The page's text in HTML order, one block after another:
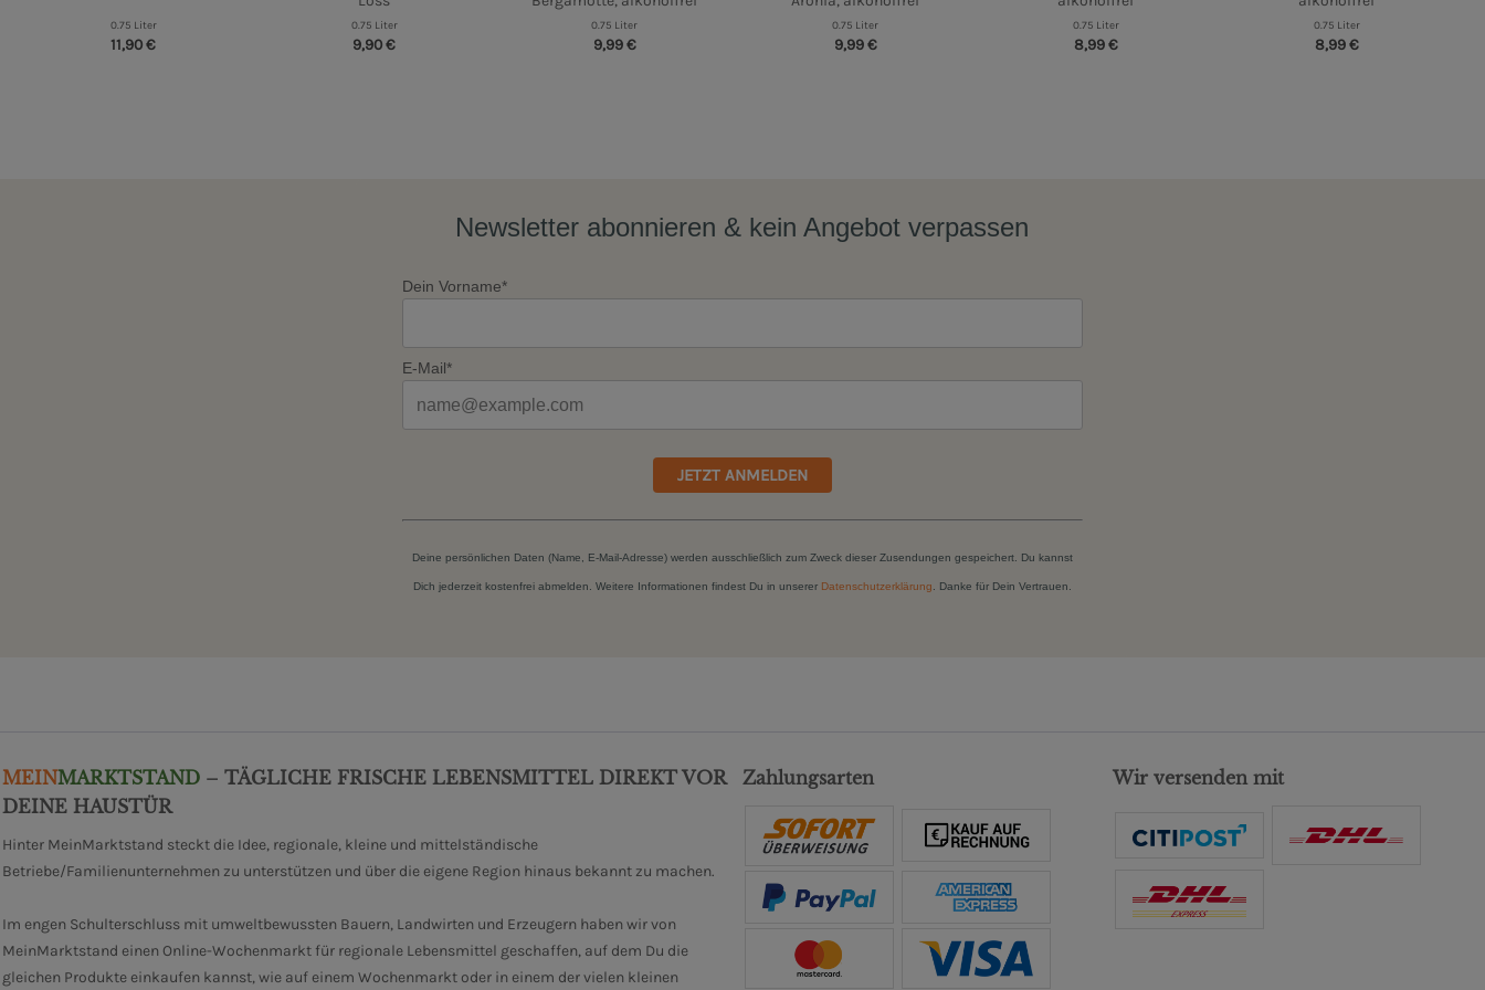
0.75 Liter
11,90 €
0.75 Liter
9,90 €
0.75 Liter
9,99 €
0.75 Liter
9,99 €
0.75 Liter
8,99 €
0.75 Liter
8,99 €
Newsletter abonnieren & kein Angebot verpassen
Dein Vorname*
E-Mail*
JETZT ANMELDEN
Deine persönlichen Daten (Name, E-Mail-Adresse) werden ausschließlich zum Zweck dieser Zusendungen gespeichert. Du kannst
Dich jederzeit kostenfrei abmelden. Weitere Informationen findest Du in unserer Datenschutzerklärung . Danke für Dein Vertrauen.
MEINMARKTSTAND – TÄGLICHE FRISCHE LEBENSMITTEL DIREKT VOR
DEINE HAUSTÜR
Hinter MeinMarktstand steckt die Idee, regionale, kleine und mittelständische
Betriebe/Familienunternehmen zu unterstützen und über die eigene Region hinaus bekannt zu machen.
Im engen Schulterschluss mit umweltbewussten Bauern, Landwirten und Erzeugern haben wir von
MeinMarktstand einen Online-Wochenmarkt für regionale Lebensmittel geschaffen, auf dem Du die
gleichen Produkte einkaufen kannst, wie auf einem Wochenmarkt oder in einem der vielen kleinen
Zahlungsarten Wir versenden mit